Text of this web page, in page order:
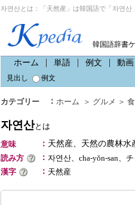
자연산とは：「天然産」は韓国語で「자연산
韓国語辞書
ホーム 単語 例文 動画
見出し
例文
カテゴリー ： ホーム ＞ グルメ ＞
자연산とは
意味
： 天然産、天然の農林水
読み方
： 자연산、cha-yŏn-san、
漢字
： 天然産